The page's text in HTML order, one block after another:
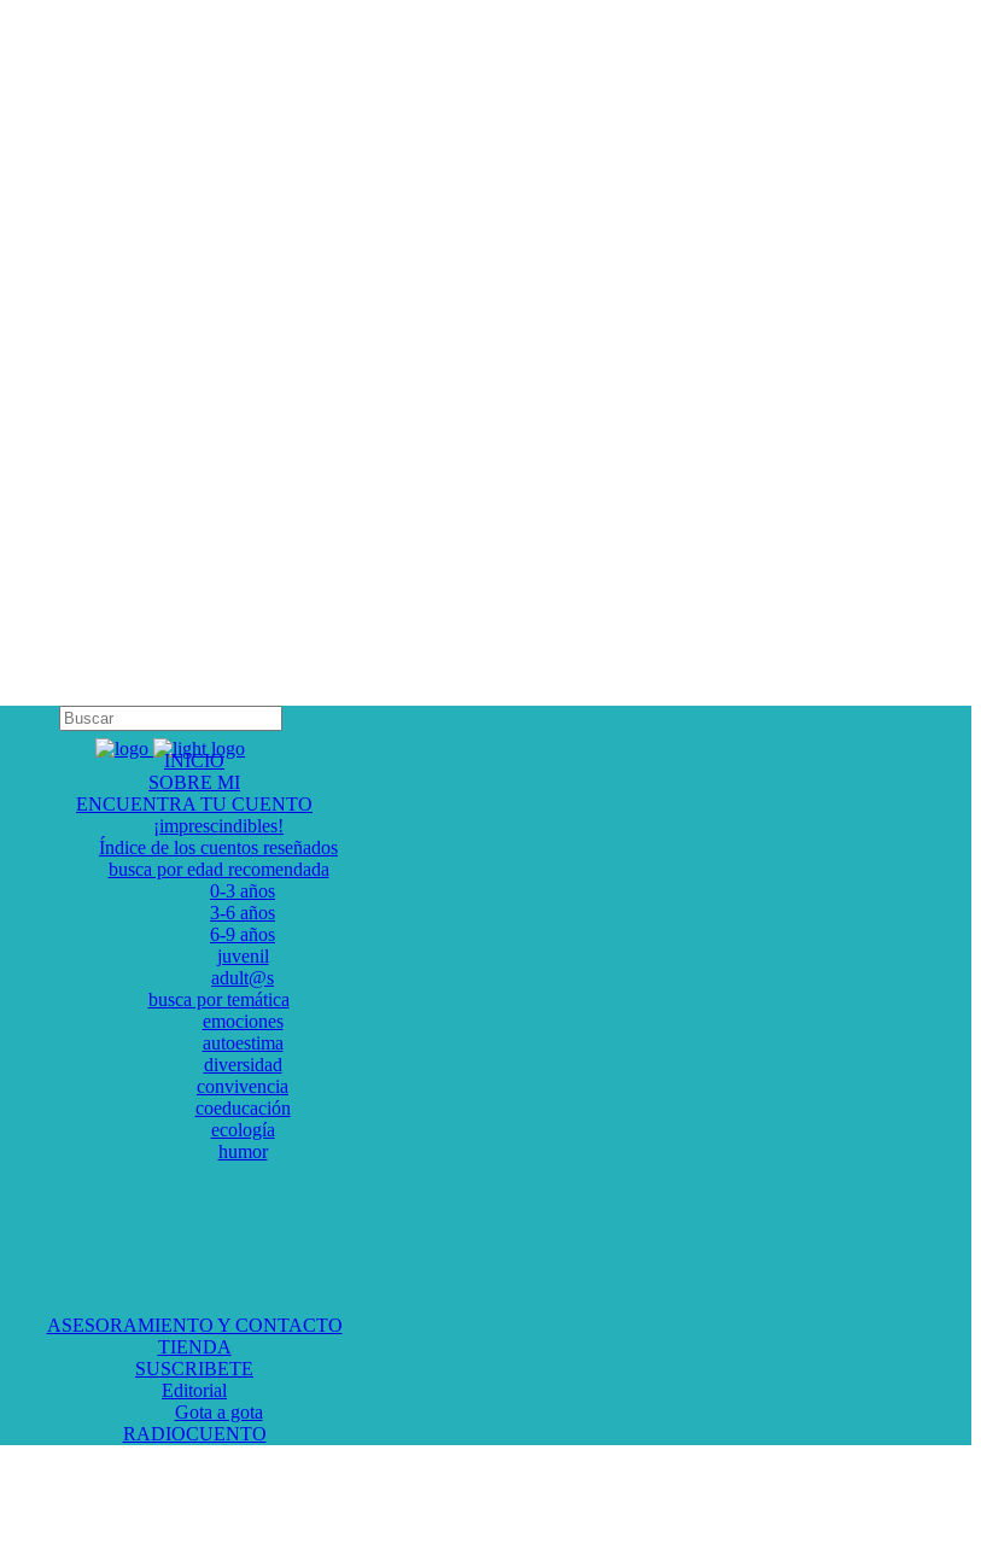
INICIO
SOBRE MI
ENCUENTRA TU CUENTO
¡imprescindibles!
Índice de los cuentos reseñados
busca por edad recomendada
0-3 años
3-6 años
6-9 años
juvenil
adult@s
busca por temática
emociones
autoestima
diversidad
convivencia
coeducación
ecología
humor
ASESORAMIENTO Y CONTACTO
TIENDA
SUSCRIBETE
Editorial
Gota a gota
RADIOCUENTO